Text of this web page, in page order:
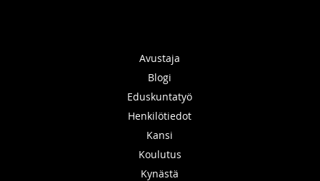
Avustaja
Blogi
Eduskuntatyö
Henkilötiedot
Kansi
Koulutus
Kynästä